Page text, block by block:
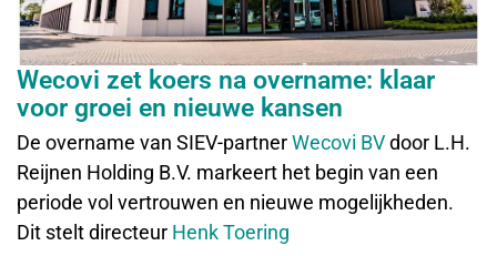
Wecovi zet koers na overname: klaar
voor groei en nieuwe kansen
De overname van SIEV-partnerWecovi BVdoor L.H.
Reijnen Holding B.V. markeert het begin van een
periode vol vertrouwen en nieuwe mogelijkheden.
Dit stelt directeur Henk Toering